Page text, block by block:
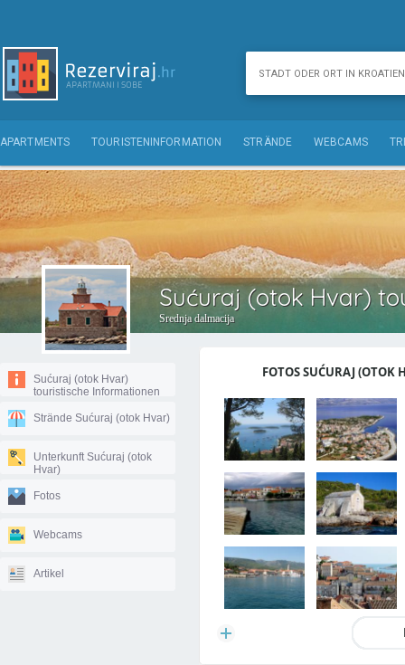
APARTMENTS TOURISTENINFORMATION STRÄNDE WEBCAMS
Sućuraj (otok Hvar)
Srednja dalmacija
Sućuraj (otok Hvar)
touristische Informationen
Strände Sućuraj (otok Hvar)
Unterkunft Sućuraj (otok
Hvar)
Fotos
Webcams
Artikel
FOTOS SUĆURAJ (OTOK